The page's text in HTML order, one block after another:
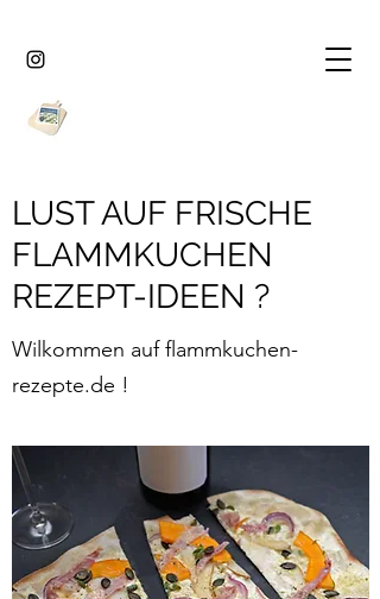
LUST AUF FRISCHE
FLAMMKUCHEN
REZEPT-IDEEN ?
Wilkommen auf flammkuchen-
rezepte.de !